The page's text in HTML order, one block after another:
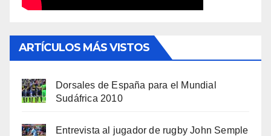
ARTÍCULOS MÁS VISTOS
Dorsales de España para el Mundial
Sudáfrica 2010
Entrevista al jugador de rugby John Semple